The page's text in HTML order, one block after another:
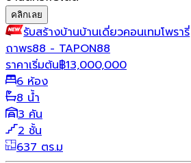
คลิกเลย
รับสร้างบ้านบ้านเดี่ยวคอนเทมโพรารี่
ถาพร88 - TAPON88
ราคาเริ่มต้น฿13,000,000
6 ห้อง
8 น้ำ
3 คัน
2 ชั้น
637 ตร.ม